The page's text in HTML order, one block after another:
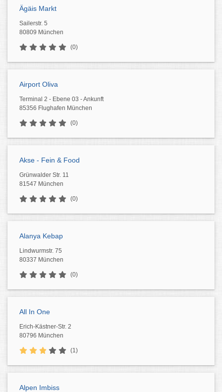
Ägäis Markt
Sailerstr. 5
80809 München
(0)
Airport Oliva
Terminal 2 - Ebene 03 - Ankunft
85356 Flughafen München
(0)
Akse - Fein & Food
Grünwalder Str. 11
81547 München
(0)
Alanya Kebap
Lindwurmstr. 75
80337 München
(0)
All In One
Erich-Kästner-Str. 2
80796 München
(1)
Alpen Imbiss